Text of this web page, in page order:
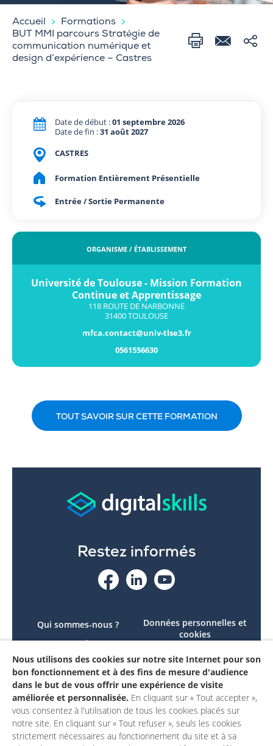
Accueil
Formations
BUT MMI parcours Stratégie de
communication numérique et
design d’expérience – Castres
Date de début :01 septembre 2026
Date de fin :31 août 2027
CASTRES
Formation Entièrement Présentielle
Entrée / Sortie Permanente
ORGANISME / ÉTABLISSEMENT
Université de Toulouse - Mission Formation
Continue et Apprentissage
118 ROUTE DE NARBONNE
31400 TOULOUSE
mfca.contact@univ-tlse3.fr
0561556630
TOUT SAVOIR SUR CETTE FORMATION
Restez informés
Qui sommes-nous ?
Le projet
Contactez-nous
Mon compte
Données personnelles et
cookies
conforme
Mentions légales
Nous utilisons des cookies sur notre site Internet pour son
bon fonctionnement et à des fins de mesure d'audience
dans le but de vous offrir une expérience de visite
améliorée et personnalisée. En cliquant sur « Tout accepter »,
vous consentez à l'utilisation de tous les cookies placés sur
notre site. En cliquant sur « Tout refuser », seuls les cookies
strictement nécessaires au fonctionnement du site et à sa